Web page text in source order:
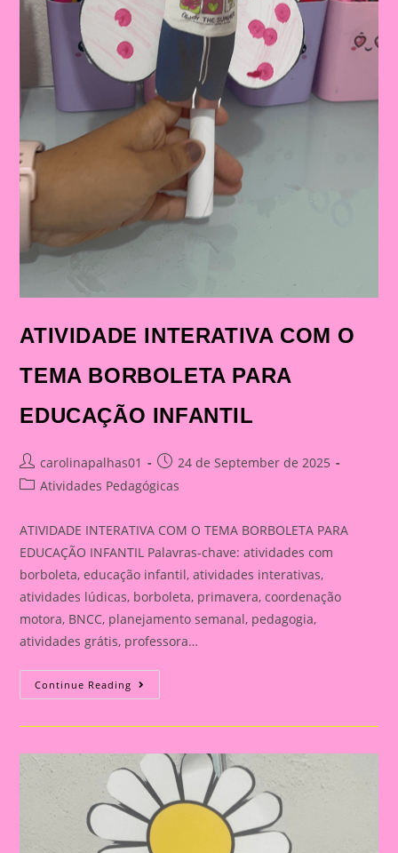
ATIVIDADE INTERATIVA COM O
TEMA BORBOLETA PARA
EDUCAÇÃO INFANTIL
Post
author:
carolinapalhas01
Post
published:
24 de September de 2025
PostAtividades Pedagógicas
ATIVIDADE INTERATIVA COM O TEMA BORBOLETA PARA
EDUCAÇÃO INFANTIL Palavras-chave: atividades com
borboleta, educação infantil, atividades interativas,
atividades lúdicas, borboleta, primavera, coordenação
motora, BNCC, planejamento semanal, pedagogia,
atividades grátis, professora…
Continue Reading ATIVIDADE
INTERATIVA
O
PARA
EDUCAÇÃO
INFANTIL